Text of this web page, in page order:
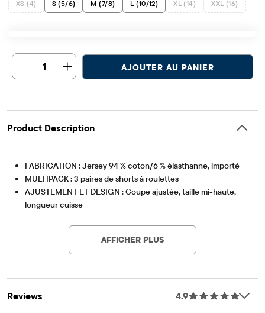
XS (4) S (5/6) M (7/8) L (10/12) XL (14) XXL (16)
1 AJOUTER AU PANIER
Product Description
FABRICATION : Jersey 94 % coton/6 % élasthanne, importé
MULTIPACK : 3 paires de shorts à roulettes
AJUSTEMENT ET DESIGN : Coupe ajustée, taille mi-haute,
longueur cuisse
CARACTÉRISTIQUES : Étiquette sans étiquette, conçue pour
être superposée sous les robes et les jupes
AFFICHER PLUS
Reviews 4.9